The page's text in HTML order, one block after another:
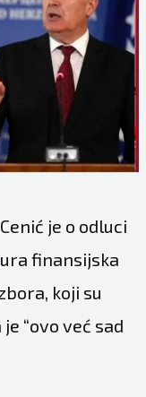
je o odluci
finansijska
koji su
“ovo već sad